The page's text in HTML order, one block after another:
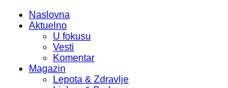
Naslovna
Aktuelno
U fokusu
Vesti
Komentar
Magazin
Lepota & Zdravlje